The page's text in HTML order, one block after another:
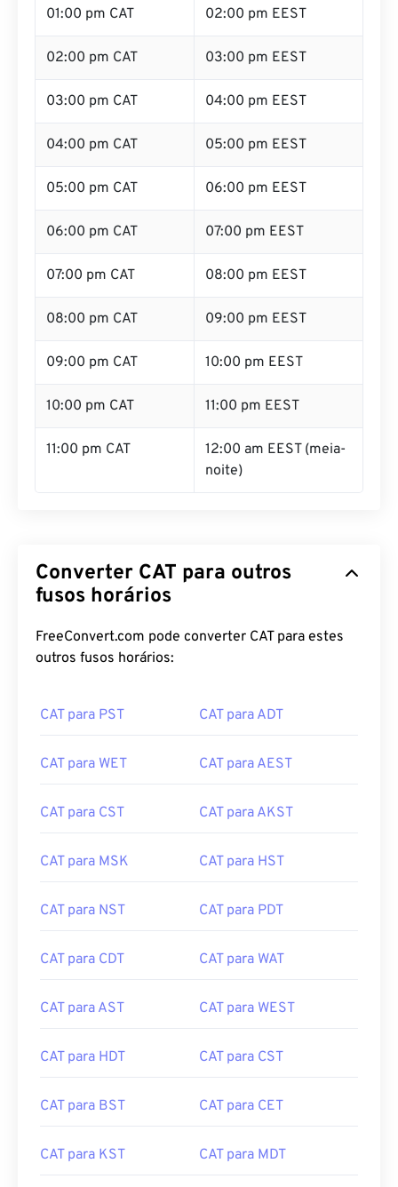
01:00 pm CAT 02:00 pm EEST
02:00 pm CAT 03:00 pm EEST
03:00 pm CAT 04:00 pm EEST
04:00 pm CAT 05:00 pm EEST
05:00 pm CAT 06:00 pm EEST
06:00 pm CAT 07:00 pm EEST
07:00 pm CAT 08:00 pm EEST
08:00 pm CAT 09:00 pm EEST
09:00 pm CAT 10:00 pm EEST
10:00 pm CAT 11:00 pm EEST
11:00 pm CAT
12:00 am EEST (meia-
noite)
Converter CAT para outros
fusos horários
FreeConvert.com pode converter CAT para estes
outros fusos horários:
CAT para PST CAT para ADT
CAT para WET CAT para AEST
CAT para CST CAT para AKST
CAT para MSK CAT para HST
CAT para NST CAT para PDT
CAT para CDT CAT para WAT
CAT para AST CAT para WEST
CAT para HDT CAT para CST
CAT para BST CAT para CET
CAT para KST CAT para MDT